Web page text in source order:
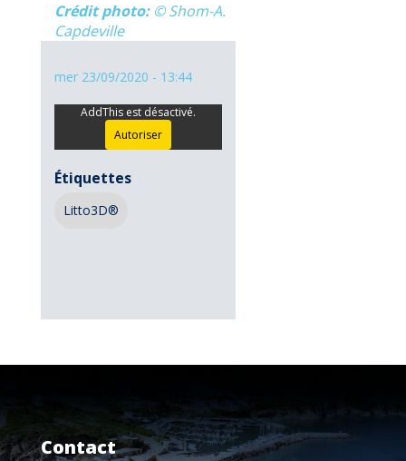
Crédit photo © Shom-A.
Capdeville
mer 23/09/2020 - 13:44
AddThis est désactivé.
Autoriser
Étiquettes
Litto3D®
Contact